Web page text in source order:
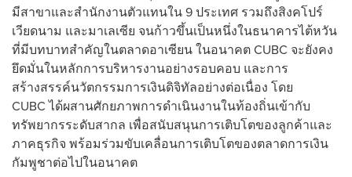
มีสาขาและสำนักงานตัวแทนใน 9 ประเทศ รวมถึงสิงคโปร์
เวียดนาม และมาเลเซีย จนก้าวขึ้นเป็นหนึ่งในธนาคารไต้หวัน
ที่มีบทบาทสำคัญในตลาดอาเซียน ในอนาคต CUBC จะยังคง
ยึดมั่นในหลักการบริหารงานอย่างรอบคอบ และการ
สร้างสรรค์นวัตกรรมการเงินดิจิทัลอย่างต่อเนื่อง โดย
CUBC ได้ผสานศักยภาพการดำเนินงานในท้องถิ่นเข้ากับ
ทรัพยากรระดับสากล เพื่อสนับสนุนการเติบโตของลูกค้าและ
ภาคธุรกิจ พร้อมร่วมขับเคลื่อนการเติบโตของตลาดการเงิน
กัมพูชาต่อไปในอนาคต